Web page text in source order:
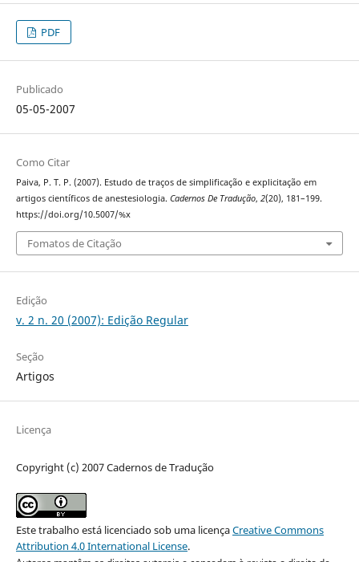
PDF
Publicado
05-05-2007
Como Citar
Paiva, P. T. P. (2007). Estudo de traços de simplificação e explicitação em
artigos científicos de anestesiologia. Cadernos De Tradução, 2(20), 181–199.
https://doi.org/10.5007/%x
Fomatos de Citação
Edição
v. 2 n. 20 (2007): Edição Regular
Seção
Artigos
Licença
Copyright (c) 2007 Cadernos de Tradução
Este trabalho está licenciado sob uma licençaCreative Commons
Attribution 4.0 International License.